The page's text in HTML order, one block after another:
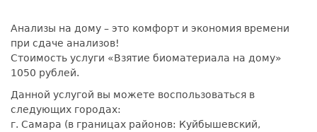
безопасности пациентов
Налоговый вычет
Анализы на дому – это комфорт и экономия времени
при сдаче анализов!
Стоимость услуги «Взятие биоматериала на дому»
1050 рублей.
Данной услугой вы можете воспользоваться в
следующих городах:
г. Самара (в границах районов: Куйбышевский,